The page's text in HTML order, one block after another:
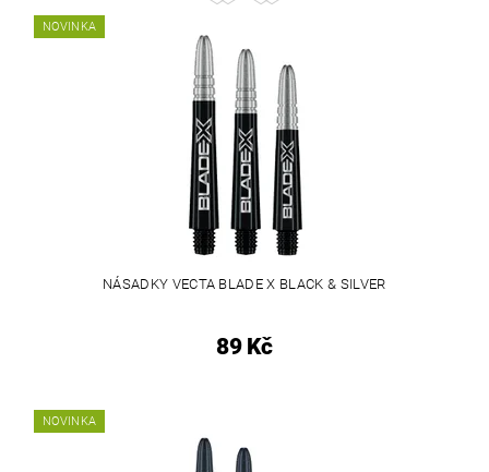
NOVINKA
NÁSADKY VECTA BLADE X BLACK & SILVER
89 Kč
NOVINKA